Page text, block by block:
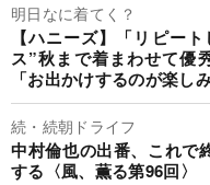
明日なに着てく？
【ハニーズ】「リピー
ス”秋まで着まわせて優
「お出かけするのが楽し
続・続朝ドライフ
中村倫也の出番、これで
する〈風、薫る第96回〉